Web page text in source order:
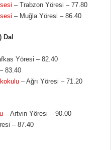
– Trabzon Yöresi – 77.80
– Muğla Yöresi – 86.40
Dal
Yöresi – 82.40
83.40
– Ağrı Yöresi – 71.20
– Artvin Yöresi – 90.00
– 87.40